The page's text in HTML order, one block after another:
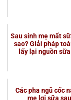
Sau sinh mẹ mất
sao? Giải pháp
lấy lại nguồn
Các pha ngũ cốc
mẹ lợi sữa